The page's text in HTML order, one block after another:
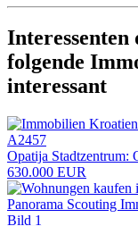
Interessenten
folgende
interessant
Opatija Stadtzentrum:
630.000 EUR